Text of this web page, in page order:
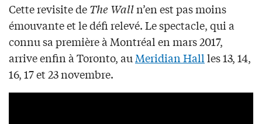
Cette revisite deThe Walln’en est pas moins
émouvante et le défi relevé. Le spectacle, qui a
connu sa première à Montréal en mars 2017,
arrive enfin à Toronto, au Meridian Hallles 13, 14,
16, 17 et 23 novembre.